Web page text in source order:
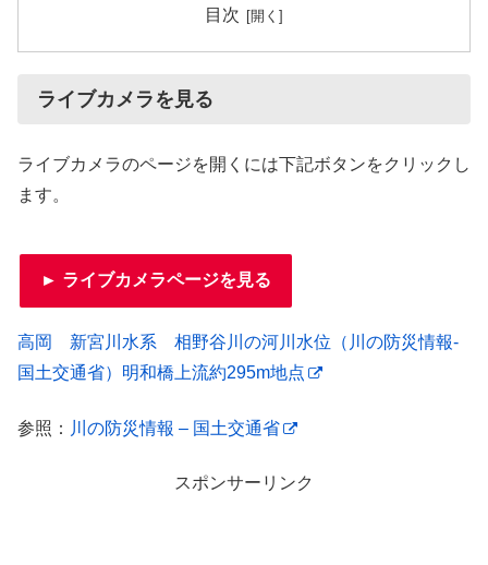
目次
ライブカメラを見る
ライブカメラのページを開くには下記ボタンをクリックし
ます。
► ライブカメラページを見る
高岡 新宮川水系 相野谷川の河川水位（川の防災情報-
国土交通省）明和橋上流約295m地点
参照： 川の防災情報 – 国土交通省
スポンサーリンク